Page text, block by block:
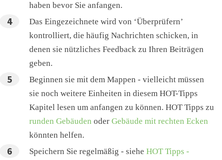
haben bevor Sie anfangen.
Das Eingezeichnete wird von ‘Überprüfern’
kontrolliert, die häufig Nachrichten schicken, in
denen sie nützliches Feedback zu Ihren Beiträgen
geben.
Beginnen sie mit dem Mappen - vielleicht müssen
sie noch weitere Einheiten in diesem HOT-Tipps
Kapitel lesen um anfangen zu können. HOT Tipps zu
runden Gebäuden oderGebäude mit rechten Ecken
könnten helfen.
Speichern Sie regelmäßig - sieheHOT Tipps -